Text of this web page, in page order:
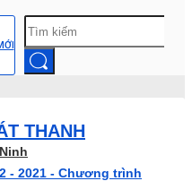
THANH
- 2021 - Chương trình